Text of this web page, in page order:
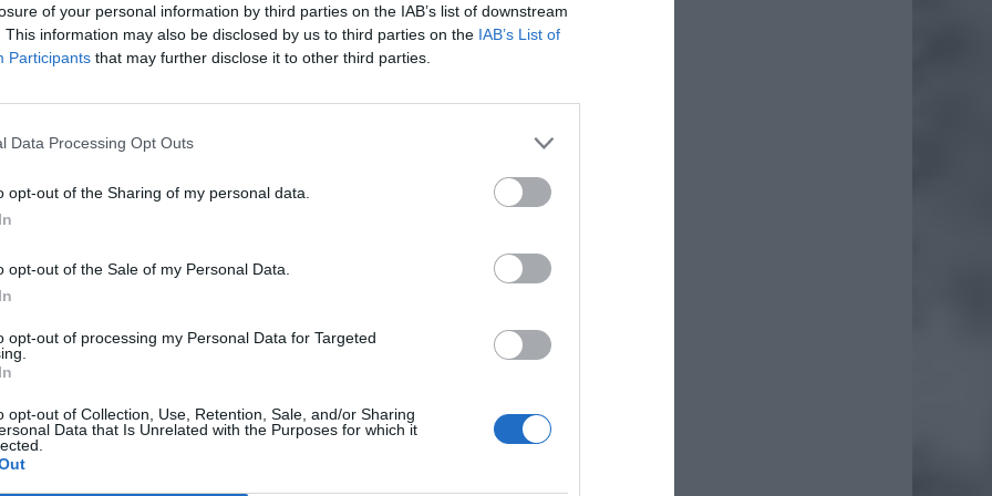
of your personal information by third parties on the IAB’s list of downstream
This information may also be disclosed by us to third parties on the IAB’s List of
Participants that may further disclose it to other third parties.
Data Processing Opt Outs
opt-out of the Sharing of my personal data.
opt-out of the Sale of my Personal Data.
opt-out of processing my Personal Data for Targeted
opt-out of Collection, Use, Retention, Sale, and/or Sharing
Data that Is Unrelated with the Purposes for which it
nas do preferowanych źródeł w Google Dodaj
RÓWNIEŻ:
przecenił hit do kuchni. Air fryer tańszy aż o 150 zł, a to dopiero
2026 16:06
dla milionów polskich rodzin. ZUS wypłacił już 173 mln zł.